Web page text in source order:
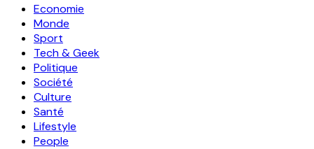
Economie
Monde
Sport
Tech & Geek
Politique
Société
Culture
Santé
Lifestyle
People